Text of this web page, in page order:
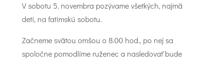
V sobotu 5. novembra pozývame všetkých, najmä
deti, na fatimskú sobotu.
Začneme svätou omšou o 8.00 hod., po nej sa
spoločne pomodlíme ruženec a nasledovať bude